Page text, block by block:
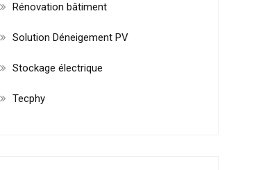
Rénovation bâtiment
Solution Déneigement PV
Stockage électrique
Tecphy